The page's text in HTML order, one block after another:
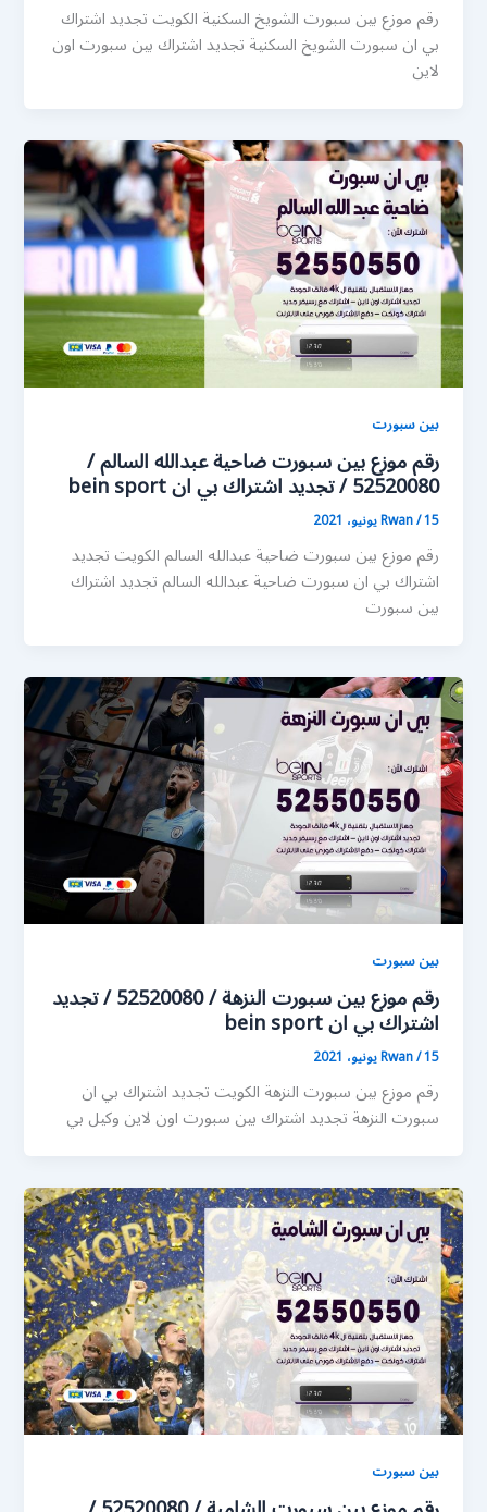
رقم موزع بين سبورت الشويخ السكنية الكويت تجديد اشتراك
بي ان سبورت الشويخ السكنية تجديد اشتراك بين سبورت اون
لاين
بين سبورت
رقم موزع بين سبورت ضاحية عبدالله السالم /
52520080 / تجديد اشتراك بي ان bein sport
Rwan/15 يونيو، 2021
رقم موزع بين سبورت ضاحية عبدالله السالم الكويت تجديد
اشتراك بي ان سبورت ضاحية عبدالله السالم تجديد اشتراك
بين سبورت
بين سبورت
رقم موزع بين سبورت النزهة / 52520080 / تجديد
اشتراك بي ان bein sport
Rwan/15 يونيو، 2021
رقم موزع بين سبورت النزهة الكويت تجديد اشتراك بي ان
سبورت النزهة تجديد اشتراك بين سبورت اون لاين وكيل بي
بين سبورت